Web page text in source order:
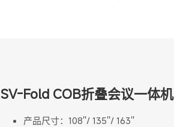
SV-Fold COB折叠会议一体机
产品尺寸：108''/ 135''/ 163''